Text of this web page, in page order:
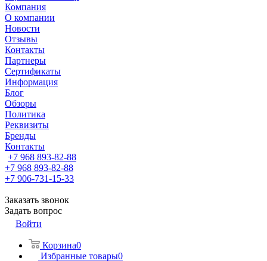
Компания
О компании
Новости
Отзывы
Контакты
Партнеры
Сертификаты
Информация
Блог
Обзоры
Политика
Реквизиты
Бренды
Контакты
+7 968 893-82-88
+7 968 893-82-88
+7 906-731-15-33
Заказать звонок
Задать вопрос
Войти
Корзина0
Избранные товары0